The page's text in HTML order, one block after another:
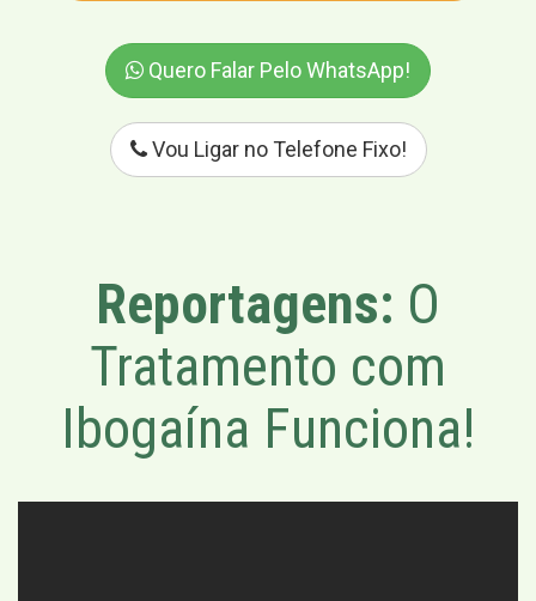
Quero Falar Pelo WhatsApp!
Vou Ligar no Telefone Fixo!
Reportagens: O
Tratamento com
Ibogaína Funciona!